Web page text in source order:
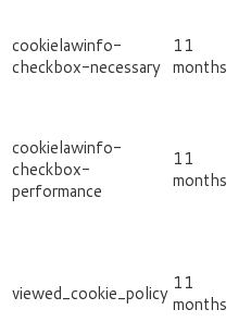
cookielawinfo-
checkbox-necessary
11
months
cookielawinfo-
checkbox-
performance
11
months
viewed_cookie_policy 11
months